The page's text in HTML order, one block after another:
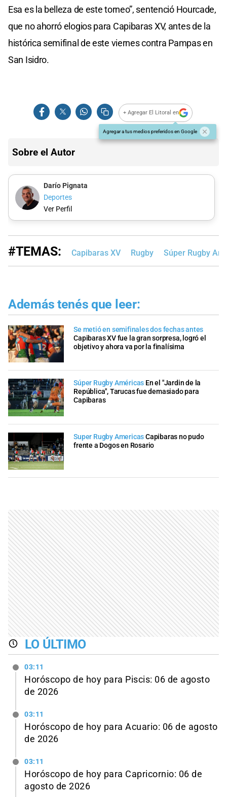
Esa es la belleza de este torneo”, sentenció Hourcade,
que no ahorró elogios para Capibaras XV, antes de la
histórica semifinal de este viernes contra Pampas en
San Isidro.
+ Agregar El Litoral en
Agregar a tus medios preferidos en Google
Sobre el Autor
Darío Pignata
Deportes
Ver Perfil
#TEMAS: Capibaras XV Rugby Súper Rugby
Además tenés que leer:
Se metió en semifinales dos fechas antes
Capibaras XV fue la gran sorpresa, logró el
objetivo y ahora va por la finalísima
Súper Rugby Américas En el "Jardin de la
República", Tarucas fue demasiado para
Capibaras
Super Rugby AmericasCapibaras no pudo
frente a Dogos en Rosario
LO ÚLTIMO
03:11
Horóscopo de hoy para Piscis: 06 de agosto
de 2026
03:11
Horóscopo de hoy para Acuario: 06 de agosto
de 2026
03:11
Horóscopo de hoy para Capricornio: 06 de
agosto de 2026